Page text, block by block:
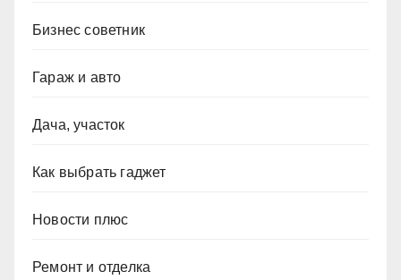
Бизнес советник
Гараж и авто
Дача, участок
Как выбрать гаджет
Новости плюс
Ремонт и отделка